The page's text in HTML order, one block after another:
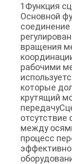
САЙТА
PRIVACY
POLICY
1Функция
Основной
соединение
вращения
рабочими
которые
крутящий
отсутствие
между
процесс